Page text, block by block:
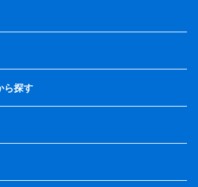
ら探す